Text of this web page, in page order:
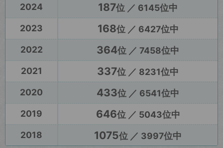
2024
187位 ／ 6145位中
2023
168位 ／ 6427位中
2022
364位 ／ 7458位中
2021
337位 ／ 8231位中
2020
433位 ／ 6541位中
2019
646位 ／ 5043位中
2018
1075位 ／ 3997位中